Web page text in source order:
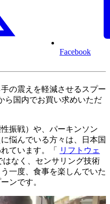
Facebook
の震えを軽減させるスプー
ら国内でお買い求めいただ
振戦）や、パーキンソン
悩んでいる方々は、日本国
ています。「
リフトウェ
はなく、センサリング技術
一度、食事を楽しんでいた
ンです。